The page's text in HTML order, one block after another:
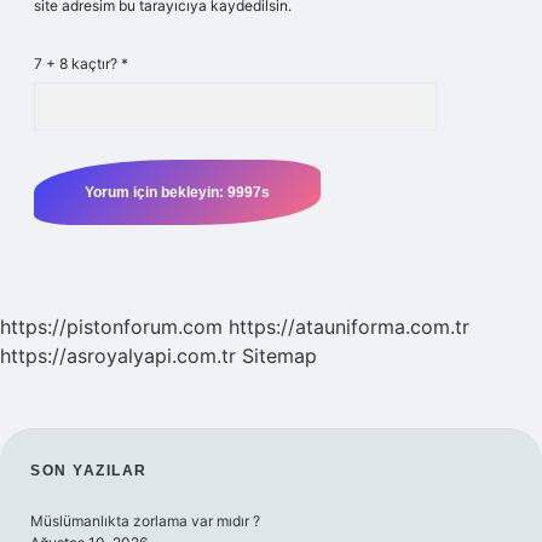
site adresim bu tarayıcıya kaydedilsin.
7 + 8 kaçtır? *
https://pistonforum.com https://atauniforma.com.tr
https://asroyalyapi.com.tr Sitemap
SIDEBAR
SON YAZILAR
Müslümanlıkta zorlama var mıdır ?